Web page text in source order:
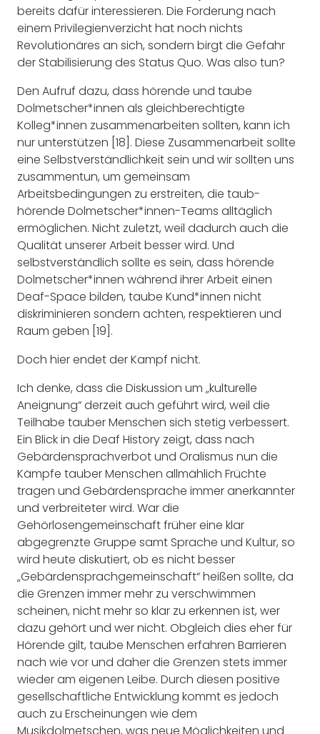
bereits dafür interessieren. Die Forderung nach
einem Privilegienverzicht hat noch nichts
Revolutionäres an sich, sondern birgt die Gefahr
der Stabilisierung des Status Quo. Was also tun?
Den Aufruf dazu, dass hörende und taube
Dolmetscher*innen als gleichberechtigte
Kolleg*innen zusammenarbeiten sollten, kann ich
nur unterstützen [18]. Diese Zusammenarbeit sollte
eine Selbstverständlichkeit sein und wir sollten uns
zusammentun, um gemeinsam
Arbeitsbedingungen zu erstreiten, die taub-
hörende Dolmetscher*innen-Teams alltäglich
ermöglichen. Nicht zuletzt, weil dadurch auch die
Qualität unserer Arbeit besser wird. Und
selbstverständlich sollte es sein, dass hörende
Dolmetscher*innen während ihrer Arbeit einen
Deaf-Space bilden, taube Kund*innen nicht
diskriminieren sondern achten, respektieren und
Raum geben [19].
Doch hier endet der Kampf nicht.
Ich denke, dass die Diskussion um „kulturelle
Aneignung“ derzeit auch geführt wird, weil die
Teilhabe tauber Menschen sich stetig verbessert.
Ein Blick in die Deaf History zeigt, dass nach
Gebärdensprachverbot und Oralismus nun die
Kämpfe tauber Menschen allmählich Früchte
tragen und Gebärdensprache immer anerkannter
und verbreiteter wird. War die
Gehörlosengemeinschaft früher eine klar
abgegrenzte Gruppe samt Sprache und Kultur, so
wird heute diskutiert, ob es nicht besser
„Gebärdensprachgemeinschaft“ heißen sollte, da
die Grenzen immer mehr zu verschwimmen
scheinen, nicht mehr so klar zu erkennen ist, wer
dazu gehört und wer nicht. Obgleich dies eher für
Hörende gilt, taube Menschen erfahren Barrieren
nach wie vor und daher die Grenzen stets immer
wieder am eigenen Leibe. Durch diesen positive
gesellschaftliche Entwicklung kommt es jedoch
auch zu Erscheinungen wie dem